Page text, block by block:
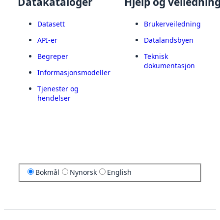
Datasett
API-er
Begreper
Informasjonsmodeller
Tjenester og
hendelser
Brukerveiledning
Datalandsbyen
Teknisk
dokumentasjon
Bokmål Nynorsk English